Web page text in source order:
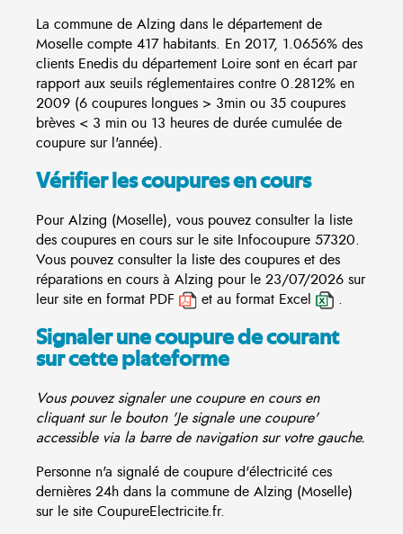
La commune de Alzing dans le département de
Moselle compte 417 habitants. En 2017, 1.0656% des
clients Enedis du département Loire sont en écart par
rapport aux seuils réglementaires contre 0.2812% en
2009 (6 coupures longues > 3min ou 35 coupures
brèves < 3 min ou 13 heures de durée cumulée de
coupure sur l'année).
Vérifier les coupures en cours
Pour Alzing (Moselle), vous pouvez consulter la liste
des coupures en cours sur le site Infocoupure 57320.
Vous pouvez consulter la liste des coupures et des
réparations en cours à Alzing pour le 23/07/2026 sur
leur site en format PDF
et au format Excel .
Signaler une coupure de courant
sur cette plateforme
Vous pouvez signaler une coupure en cours en
cliquant sur le bouton 'Je signale une coupure'
accessible via la barre de navigation sur votre gauche.
Personne n'a signalé de coupure d'électricité ces
dernières 24h dans la commune de Alzing (Moselle)
sur le site CoupureElectricite.fr.